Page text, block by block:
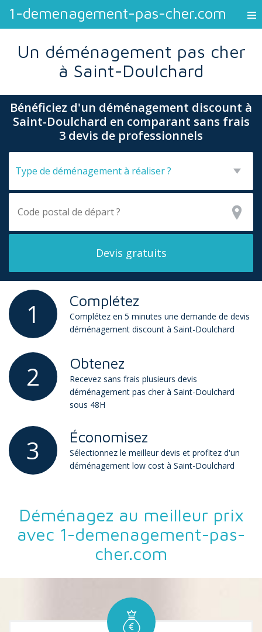
1-demenagement-pas-cher.com
Un déménagement pas cher
à Saint-Doulchard
Bénéficiez d'un déménagement discount à
Saint-Doulchard en comparant sans frais
3 devis de professionnels
1 Complétez
Complétez en 5 minutes une demande de devis
déménagement discount à Saint-Doulchard
2 Obtenez
Recevez sans frais plusieurs devis
déménagement pas cher à Saint-Doulchard
sous 48H
3 Économisez
Sélectionnez le meilleur devis et profitez d'un
déménagement low cost à Saint-Doulchard
Déménagez au meilleur prix
avec 1-demenagement-pas-
cher.com